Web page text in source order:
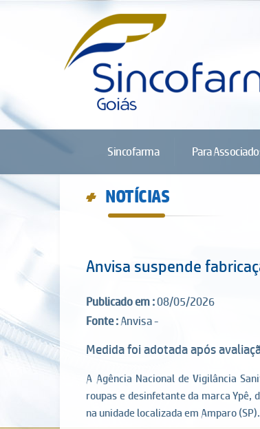
Sincofarma Para
d NOTÍCIAS
Anvisa suspende
Publicado em :08/05/2026
Fonte :Anvisa -
Medida foi adotada após
A Agência Nacional de Vigilância
roupas e desinfetante da marca Ypê,
na unidade localizada em Amparo (SP).